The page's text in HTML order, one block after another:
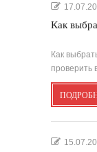
Как
Как
проверить